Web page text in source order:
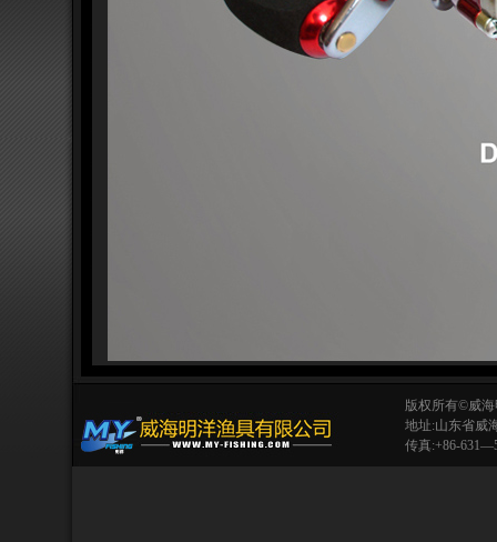
版权所有©威
地址:山东省威
传真:+86-